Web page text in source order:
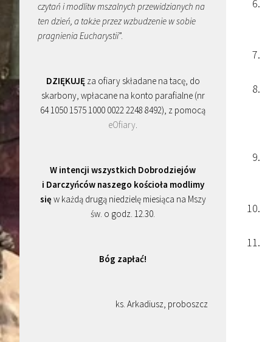
czytań i modlitw mszalnych przewidzianych na
ten dzień, a także przez wzbudzenie w sobie
pragnienia Eucharystii”.
DZIĘKUJĘza ofiary składane na tacę, do
skarbony, wpłacane na konto parafialne (nr
64 1050 1575 1000 0022 2248 8492), z pomocą
eOfiary.
W intencji wszystkich Dobrodziejów
i Darczyńców naszego kościoła modlimy
się w każdą drugą niedzielę miesiąca na Mszy
św. o godz. 12.30.
Bóg zapłać!
ks. Arkadiusz, proboszcz